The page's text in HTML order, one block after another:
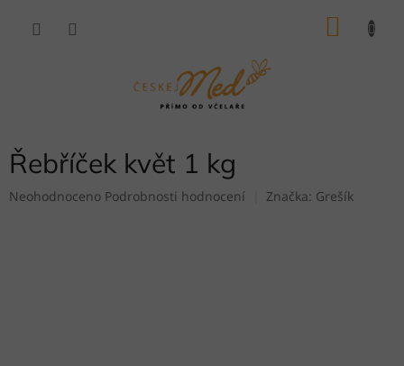
Řebříček květ 1 kg
Průměrné
Neohodnoceno Podrobnosti hodnocení Značka: Grešík